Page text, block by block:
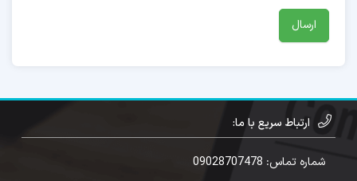
ارتباط سریع با ما:
شماره تماس: 09028707478